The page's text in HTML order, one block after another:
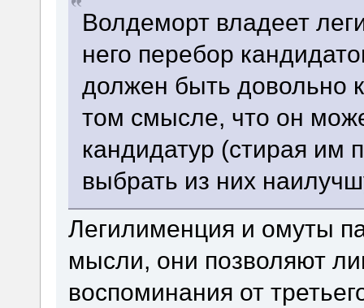
Волдеморт владеет
него перебор
должен быть довольно
том смысле, что он
кандидатур (стирая им
выбрать из них
Легилименция и омуты
мысли, они позволяют
воспоминания от